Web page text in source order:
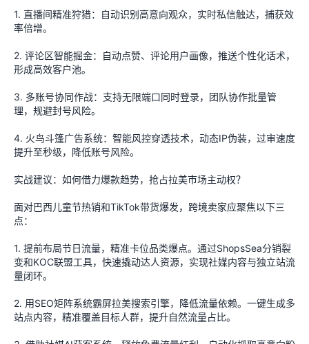
1. 直播间精准狩猎：自动识别高意向观众，实时私信触达，捕获效
率倍增。
2. 评论区智能掘金：自动点赞、评论用户画像，推送个性化话术，
形成高效客户池。
3. 多账号协同作战：支持无限端口同时登录，团队协作批量管
理，规避封号风险。
4. 火鸟斗篷广告系统：智能风控穿透技术，动态IP伪装，过审速度
提升至秒级，降低账号风险。
实战建议：如何借力爆款趋势，抢占拉美市场主动权？
面对巴西儿童节热销和TikTok带货爆发，跨境卖家应聚焦以下三
点：
1. 提前布局节日流量，精准卡位品类爆点。通过ShopsSea分销裂
变和KOC联盟工具，快速撬动达人资源，实现社媒内容与独立站流
量闭环。
2. 用SEO矩阵系统霸屏拉美搜索引擎，降低流量依赖。一键生成多
站点内容，精准覆盖目标人群，提升自然流量占比。